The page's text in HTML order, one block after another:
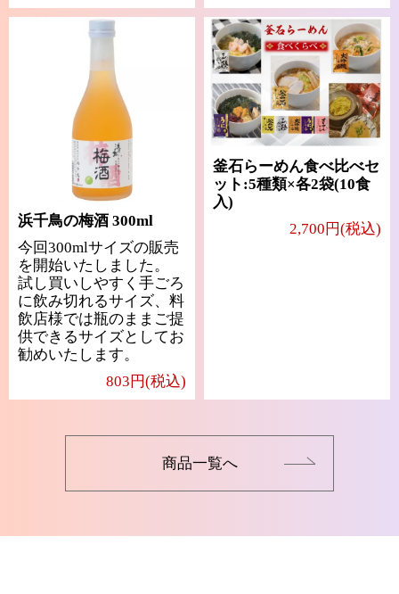
浜千鳥の梅酒 300ml
今回300mlサイズの販売
を開始いたしました。
試し買いしやすく手ごろ
に飲み切れるサイズ、料
飲店様では瓶のままご提
供できるサイズとしてお
勧めいたします。
803円(税込)
釜石らーめん食べ比べセ
ット:5種類×各2袋(10食
入)
2,700円(税込)
商品一覧へ